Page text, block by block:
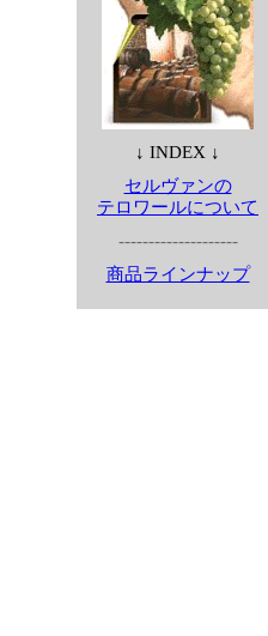
↓ INDEX ↓
セルヴァンの
テロワールについて
--------------------
商品ラインナップ